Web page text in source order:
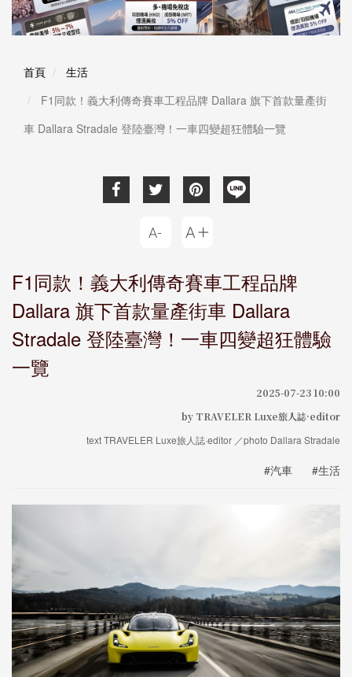
首頁
生活
F1同款！義大利傳奇賽車工程品牌 Dallara 旗下首款量產街
車 Dallara Stradale 登陸臺灣！一車四變超狂體驗一覽
F1同款！義大利傳奇賽車工程品牌
Dallara 旗下首款量產街車 Dallara
Stradale 登陸臺灣！一車四變超狂體驗
一覽
2025-07-23 10:00
by TRAVELER Luxe旅人誌·editor
text TRAVELER Luxe旅人誌·editor ／photo Dallara Stradale
#汽車 #生活